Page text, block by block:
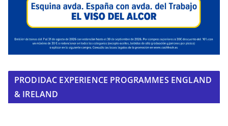
PRODIDAC EXPERIENCE PROGRAMMES ENGLAND
& IRELAND